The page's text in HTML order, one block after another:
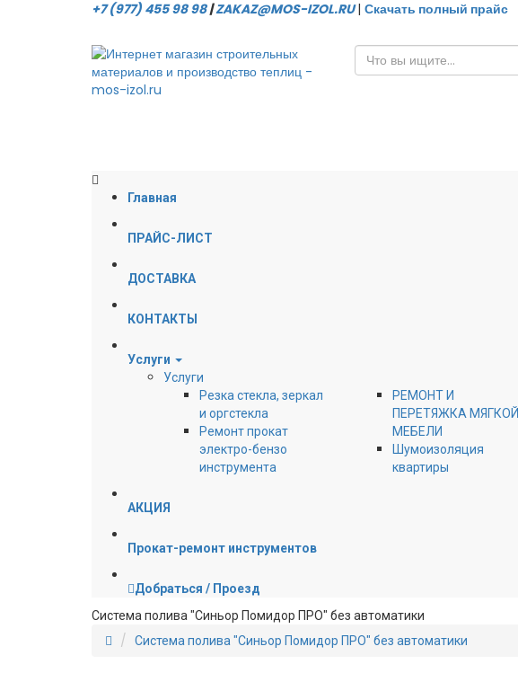
+7 (977) 455 98 98|ZAKAZ@MOS-IZOL.RU | Скачать полный прайс
Главная
ПРАЙС-ЛИСТ
ДОСТАВКА
КОНТАКТЫ
Услуги
Услуги
Резка стекла, зеркал
и оргстекла
Ремонт прокат
электро-бензо
инструмента
РЕМОНТ И
ПЕРЕТЯЖКА МЯГКОЙ
МЕБЕЛИ
Шумоизоляция
квартиры
АКЦИЯ
Прокат-ремонт инструментов
Добраться / Проезд
Система полива "Синьор Помидор ПРО" без автоматики
Система полива "Синьор Помидор ПРО" без автоматики